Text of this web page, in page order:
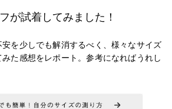
が試着してみました！
を少しでも解消するべく、様々なサイズ
た感想をレポート。参考になればうれし